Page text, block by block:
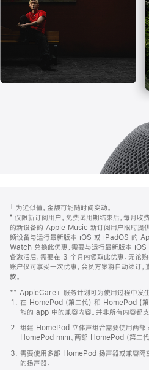
页
页
脚
注
‡ 为近似值。金额可能随时间变动。
⁺ 仅限新订阅用户。免费试用期结束后，每月
的新设备的 Apple Music 新订阅用户限时提供
频设备与运行最新版本 iOS 或 iPadOS 的
Watch 兑换此优惠，需要与运行最新版本
备激活后，需要在 3 个月内领取此优惠。无论
账户仅可享受一次优惠。会员方案将自动续订
款。
窗
口
中
打
开)
** AppleCare+ 服务计划可为使用过程中发生
在 HomePod (第二代) 和 HomePod (第
能的 app 中的兼容内容。并非所有内容都支
组建 HomePod 立体声组合需要使用两部
HomePod mini、两部 HomePod (第二
需要使用多部 HomePod 扬声器或兼容隔
的扬声器。